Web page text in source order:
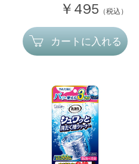
￥495 （税込）
カートに入れる